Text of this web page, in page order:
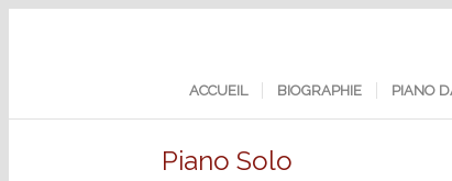
ACCUEIL BIOGRAPHIE PIANO
Piano Solo